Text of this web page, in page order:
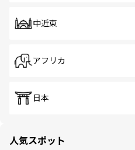
中近東
アフリカ
日本
人気スポット